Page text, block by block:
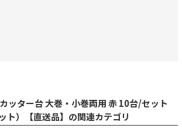
ッター台 大巻・小巻両用 赤 10台/セット
ト）【直送品】の関連カテゴリ